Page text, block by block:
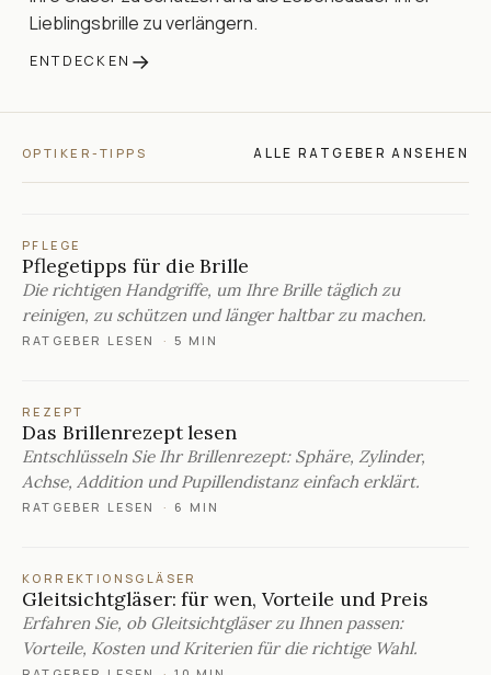
Lieblingsbrille zu verlängern.
ENTDECKEN →
OPTIKER-TIPPS ALLE RATGEBER ANSEHEN
PFLEGE
Pflegetipps für die Brille
Die richtigen Handgriffe, um Ihre Brille täglich zu
reinigen, zu schützen und länger haltbar zu machen.
RATGEBER LESEN · 5 MIN
REZEPT
Das Brillenrezept lesen
Entschlüsseln Sie Ihr Brillenrezept: Sphäre, Zylinder,
Achse, Addition und Pupillendistanz einfach erklärt.
RATGEBER LESEN · 6 MIN
KORREKTIONSGLÄSER
Gleitsichtgläser: für wen, Vorteile und Preis
Erfahren Sie, ob Gleitsichtgläser zu Ihnen passen:
Vorteile, Kosten und Kriterien für die richtige Wahl.